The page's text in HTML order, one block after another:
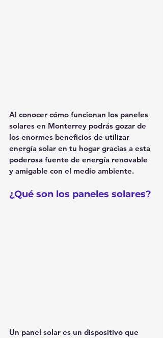
Al conocer cómo funcionan los paneles
solares en Monterrey podrás gozar de
los enormes beneficios de utilizar
energía solar en tu hogar gracias a esta
poderosa fuente de energía renovable
y amigable con el medio ambiente.
¿Qué son los paneles solares?
Un panel solar es un dispositivo que